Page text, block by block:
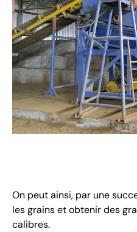
On peut ainsi, par une
les grains et obtenir des
calibres.